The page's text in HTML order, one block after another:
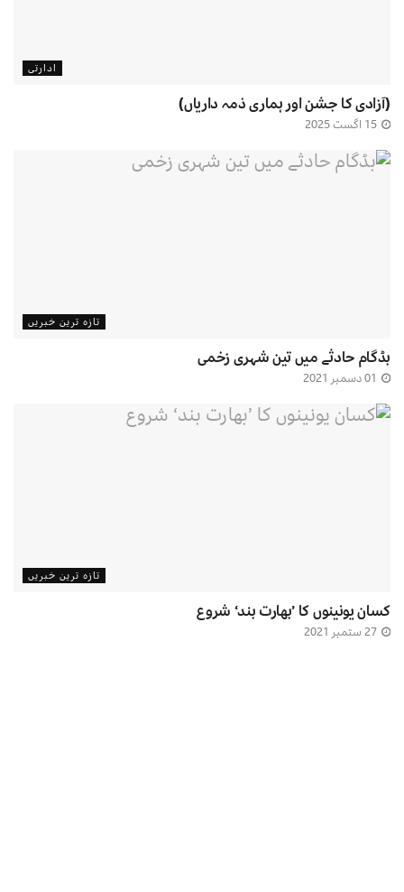
ادارتی
(آزادی کا جشن اور ہماری ذمہ داریاں)
تازہ ترین خبریں
بڈگام حادثے میں تین شہری زخمی
تازہ ترین خبریں
کسان یونینوں کا ’بھارت بند‘ شروع